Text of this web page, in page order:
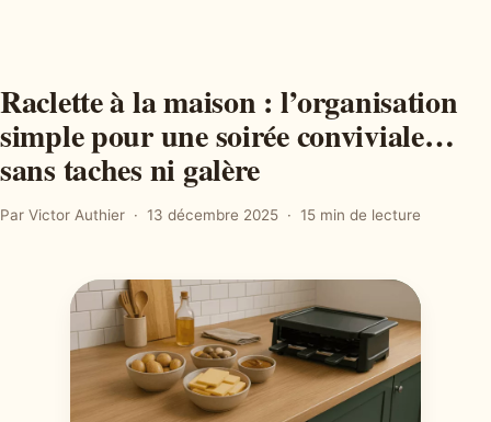
Raclette à la maison : l’organisation
simple pour une soirée conviviale…
sans taches ni galère
Par Victor Authier 13 décembre 2025 15 min de lecture